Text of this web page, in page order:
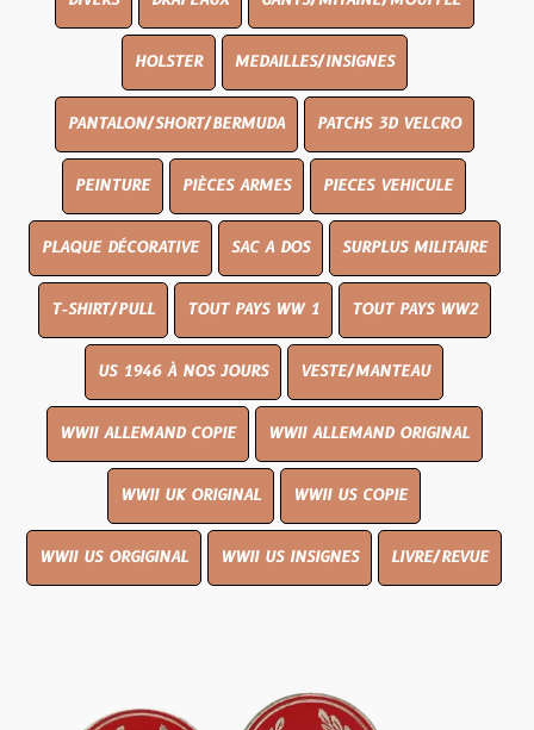
HOLSTER MEDAILLES/INSIGNES
PANTALON/SHORT/BERMUDA PATCHS 3D VELCRO
PEINTURE PIÈCES ARMES PIECES VEHICULE
PLAQUE DÉCORATIVE SAC A DOS SURPLUS MILITAIRE
T-SHIRT/PULL TOUT PAYS WW 1 TOUT PAYS WW2
US 1946 À NOS JOURS VESTE/MANTEAU
WWII ALLEMAND COPIE WWII ALLEMAND ORIGINAL
WWII UK ORIGINAL WWII US COPIE
WWII US ORGIGINAL WWII US INSIGNES LIVRE/REVUE